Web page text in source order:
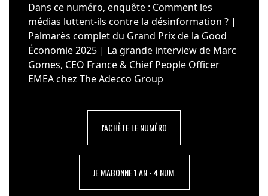
Dans ce numéro, enquête : Comment les
médias luttent-ils contre la désinformation ? |
Palmarès complet du Grand Prix de la Good
Économie 2025 | La grande interview de Marc
Gomes, CEO France & Chief People Officer
EMEA chez The Adecco Group
J'ACHÈTE LE NUMÉRO
JE M'ABONNE 1 AN - 4 NUM.